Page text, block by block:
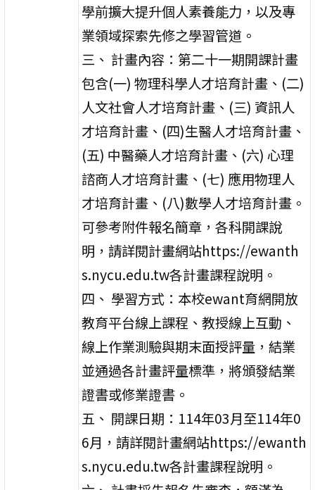
學前擴大提升個人素養能力，以及專
業領域探索先修之學習管道。
三、 計畫內容：第二十一期開課計畫
包含(一) 物理科學人才培育計畫、(二)
人文社會人才培育計畫、(三) 資訊人
才培育計畫、(四)生醫人才培育計畫、
(五) 中醫藥人才培育計畫、(六) 心理
諮商人才培育計畫、(七) 應用物理人
才培育計畫、(八)數學人才培育計畫。
可參考附件報名簡章，各科開課說
明，請詳閱計畫網站https://ewanth
s.nycu.edu.tw各計畫課程說明。
四、 學習方式：本校ewant育網開放
教育平台線上課程、教授線上互動、
線上作業測驗與期末面授評量，結業
並通過各計畫評量標準，將頒發結業
證書或修業證書。
五、 開課日期：114年03月至114年0
6月，請詳閱計畫網站https://ewanth
s.nycu.edu.tw各計畫課程說明。